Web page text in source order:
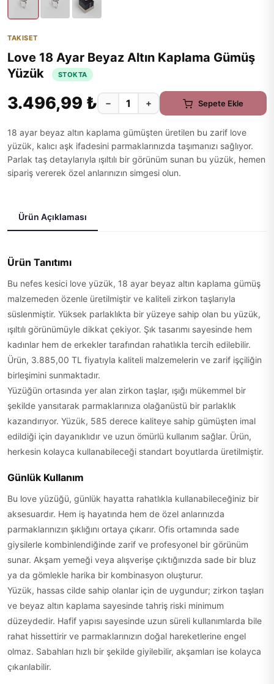
TAKISET
Love 18 Ayar Beyaz Altın Kaplama Gümüş
Yüzük
STOKTA
3.496,99 ₺ − + Sepete Ekle
18 ayar beyaz altın kaplama gümüşten üretilen bu zarif love
yüzük, kalıcı aşk ifadesini parmaklarınızda taşımanızı sağlıyor.
Parlak taş detaylarıyla ışıltılı bir görünüm sunan bu yüzük, hemen
sipariş vererek özel anlarınızın simgesi olun.
Ürün Açıklaması
Ürün Tanıtımı
Bu nefes kesici love yüzük, 18 ayar beyaz altın kaplama gümüş
malzemeden özenle üretilmiştir ve kaliteli zirkon taşlarıyla
süslenmiştir. Yüksek parlaklıkta bir yüzeye sahip olan bu yüzük,
ışıltılı görünümüyle dikkat çekiyor. Şık tasarımı sayesinde hem
kadınlar hem de erkekler tarafından rahatlıkla tercih edilebilir.
Ürün, 3.885,00 TL fiyatıyla kaliteli malzemelerin ve zarif işçiliğin
birleşimini sunmaktadır.
Yüzüğün ortasında yer alan zirkon taşlar, ışığı mükemmel bir
şekilde yansıtarak parmaklarınıza olağanüstü bir parlaklık
kazandırıyor. Yüzük, 585 derece kaliteye sahip gümüşten imal
edildiği için dayanıklıdır ve uzun ömürlü kullanım sağlar. Ürün,
herkesin kolayca kullanabileceği standart boyutlarda üretilmiştir.
Günlük Kullanım
Bu love yüzüğü, günlük hayatta rahatlıkla kullanabileceğiniz bir
aksesuardır. Hem iş hayatında hem de özel anlarınızda
parmaklarınızın şıklığını ortaya çıkarır. Ofis ortamında sade
giysilerle kombinlendiğinde zarif ve profesyonel bir görünüm
sunar. Akşam yemeği veya alışverişe çıktığınızda sade bir bluz
ya da gömlekle harika bir kombinasyon oluşturur.
Yüzük, hassas cilde sahip olanlar için de uygundur; zirkon taşları
ve beyaz altın kaplama sayesinde tahriş riski minimum
düzeydedir. Hafif yapısı sayesinde uzun süreli kullanımlarda bile
rahat hissettirir ve parmaklarınızın doğal hareketlerine engel
olmaz. Sabahları hızlı bir şekilde giyilebilir, akşamları ise kolayca
çıkarılabilir.